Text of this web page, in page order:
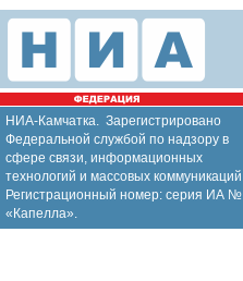
НИА-Камчатка. Зарегистрировано
Федеральной службой по надзору в
сфере связи, информационных
технологий и массовых
Регистрационный номер: серия ИА
«Капелла».